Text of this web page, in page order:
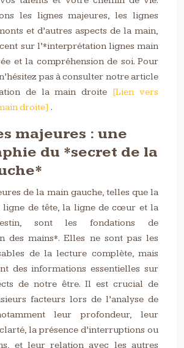
les lignes majeures, les lignes
et d’autres aspects de la main,
sur l’*interprétation lignes main
et la compréhension de soi. Pour
pas à consulter notre article
de la main droite [Lien vers
droite] .
majeures : une
du *secret de la
de la main gauche, telles que la
ligne de tête, la ligne de cœur et la
sont les fondations de
des mains*. Elles ne sont pas les
de la lecture complète, mais
des informations essentielles sur
de notre être. Il est crucial de
facteurs lors de l’analyse de
leur profondeur, leur
la présence d’interruptions ou
et leur relation avec les autres